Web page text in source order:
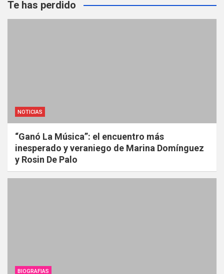
Te has perdido
NOTICIAS
“Ganó La Música”: el encuentro más
inesperado y veraniego de Marina Domínguez
y Rosin De Palo
BIOGRAFIAS